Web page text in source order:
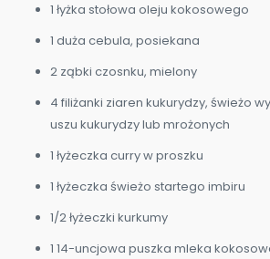
1 łyżka stołowa oleju kokosowego
1 duża cebula, posiekana
2 ząbki czosnku, mielony
4 filiżanki ziaren kukurydzy, świeżo
uszu kukurydzy lub mrożonych
1 łyżeczka curry w proszku
1 łyżeczka świeżo startego imbiru
1/2 łyżeczki kurkumy
1 14-uncjowa puszka mleka